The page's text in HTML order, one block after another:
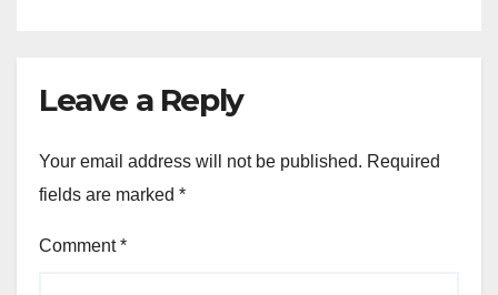
Leave a Reply
Your email address will not be published. Required
fields are marked *
Comment*